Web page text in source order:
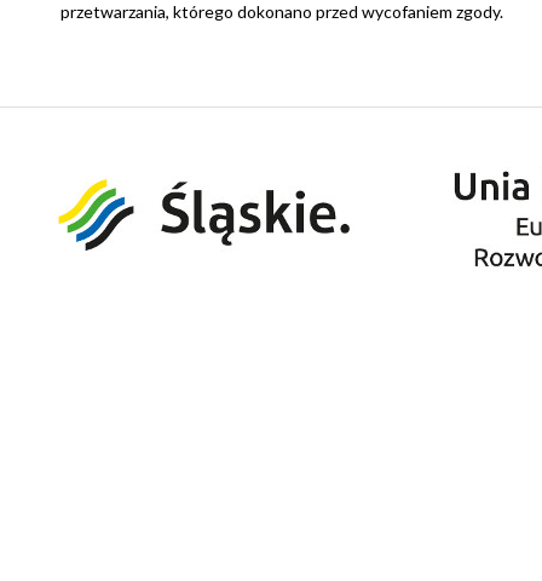
przetwarzania, którego dokonano przed wycofaniem zgody.